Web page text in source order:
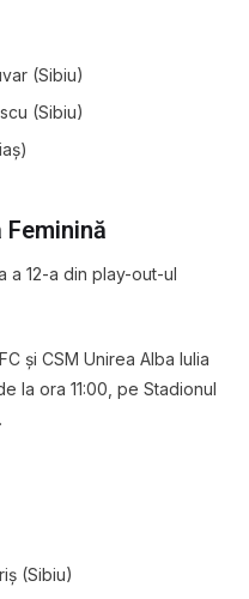
(Sibiu)
(Sibiu)
Feminină
a 12-a din play-out-ul
și CSM Unirea Alba Iulia
la ora 11:00, pe Stadionul
(Sibiu)